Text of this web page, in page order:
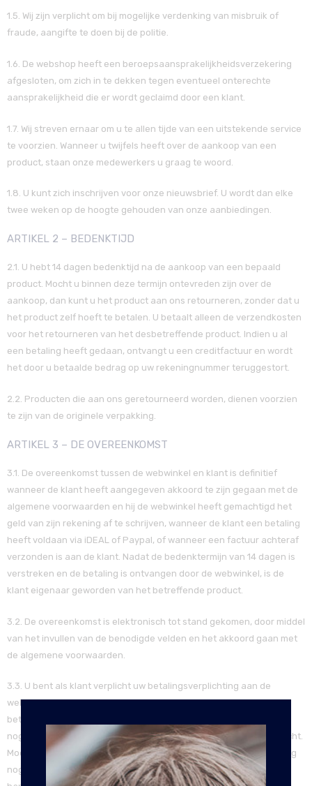
1.5. Wij zijn verplicht om bij mogelijke verdenking van misbruik of
fraude, aangifte te doen bij de politie.
1.6. De webshop heeft een beroepsaansprakelijkheidsverzekering
afgesloten, om zich in te dekken tegen eventueel onterechte
aansprakelijkheid die er wordt geclaimd door een klant.
1.7. Wij streven ernaar om u te allen tijde van een uitstekende service
te voorzien. Wanneer u twijfels heeft over de aankoop van een
product, staan onze medewerkers u graag te woord.
1.8. U kunt zich inschrijven voor onze nieuwsbrief. U wordt dan elke
twee weken op de hoogte gehouden van onze aanbiedingen.
ARTIKEL 2 – BEDENKTIJD
2.1. U hebt 14 dagen bedenktijd na de aankoop van een bepaald
product. Mocht u binnen deze termijn ontevreden zijn over de
aankoop, dan kunt u het product aan ons retourneren, zonder dat u
het product zelf hoeft te betalen. U betaalt alleen de verzendkosten
voor het retourneren van het desbetreffende product. Indien u al
een betaling heeft gedaan, ontvangt u een creditfactuur en wordt
het door u betaalde bedrag op uw rekeningnummer teruggestort.
2.2. Producten die aan ons geretourneerd worden, dienen voorzien
te zijn van de originele verpakking.
ARTIKEL 3 – DE OVEREENKOMST
3.1. De overeenkomst tussen de webwinkel en klant is definitief
wanneer de klant heeft aangegeven akkoord te zijn gegaan met de
algemene voorwaarden en hij de webwinkel heeft gemachtigd het
geld van zijn rekening af te schrijven, wanneer de klant een betaling
heeft voldaan via iDEAL of Paypal, of wanneer een factuur achteraf
verzonden is aan de klant. Nadat de bedenktermijn van 14 dagen is
verstreken en de betaling is ontvangen door de webwinkel, is de
klant eigenaar geworden van het betreffende product.
3.2. De overeenkomst is elektronisch tot stand gekomen, door middel
van het invullen van de benodigde velden en het akkoord gaan met
de algemene voorwaarden.
3.3. U bent als klant verplicht uw betalingsverplichting aan de
webwinkel na te komen. Indien u niet binnen de gestelde termijn
betaalt, ontvangt u van ons een herinnering. Heeft u na 14 dagen
nog steeds niet betaald, dan worden er kosten in rekening gebracht.
Mocht u na verschillende aanmaningen de verschuldigde vordering
nog steeds niet voldaan hebben, dan zullen wij de incasso uit